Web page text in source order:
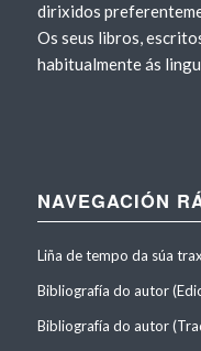
dirixidos
Os seus libros,
habitualmente ás
NAVEGACIÓN
Liña de tempo da súa
Bibliografía do autor
Bibliografía do autor